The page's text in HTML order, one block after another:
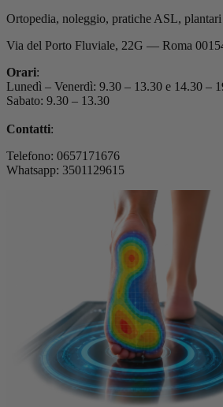
Ortopedia, noleggio, pratiche ASL, plantari
Via del Porto Fluviale, 22G — Roma
Orari:
Lunedì – Venerdì: 9.30 – 13.30 e 14.30 –
Sabato: 9.30 – 13.30
Contatti:
Telefono: 0657171676
Whatsapp: 3501129615